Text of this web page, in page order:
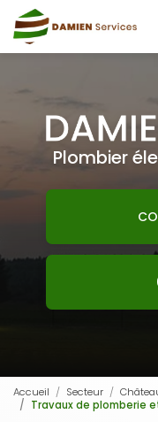
au
contenu
principal
Plombier
Accueil Secteur
Travaux de plomberie